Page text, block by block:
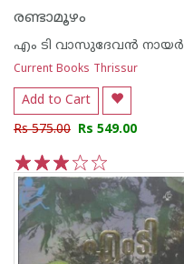
രണ്ടാമൂഴം
എം ടി വാസുദേവന്‍ നായര്‍
Current Books Thrissur
Add to Cart
Rs 575.00 Rs 549.00
5
4
3
2
1